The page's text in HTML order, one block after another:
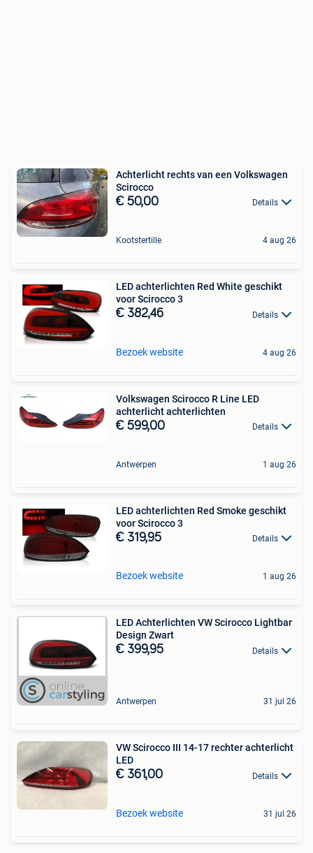
Achterlicht rechts van een Volkswagen
Scirocco
€ 50,00 Details
Kootstertille 4 aug 26
LED achterlichten Red White geschikt
voor Scirocco 3
€ 382,46 Details
Bezoek website 4 aug 26
Volkswagen Scirocco R Line LED
achterlicht achterlichten
€ 599,00 Details
Antwerpen 1 aug 26
LED achterlichten Red Smoke geschikt
voor Scirocco 3
€ 319,95 Details
Bezoek website 1 aug 26
LED Achterlichten VW Scirocco Lightbar
Design Zwart
€ 399,95 Details
Antwerpen 31 jul 26
VW Scirocco III 14-17 rechter achterlicht
LED
€ 361,00 Details
Bezoek website 31 jul 26